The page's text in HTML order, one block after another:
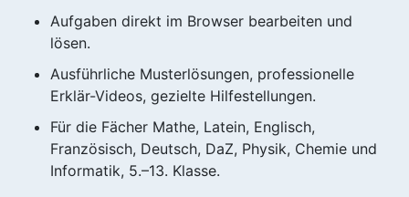
Aufgaben direkt im Browser bearbeiten und
lösen.
Ausführliche Musterlösungen, professionelle
Erklär-Videos, gezielte Hilfestellungen.
Für die Fächer Mathe, Latein, Englisch,
Französisch, Deutsch, DaZ, Physik, Chemie und
Informatik, 5.–13. Klasse.